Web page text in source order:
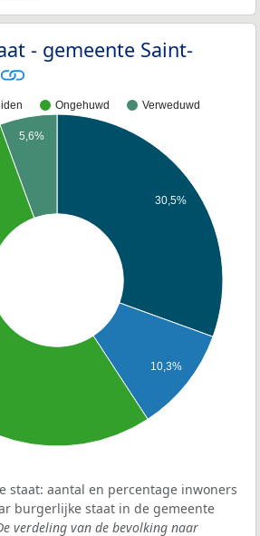
- gemeente Saint-
Ongehuwd Verweduwd
30,5%
10,3%
5,6%
staat: aantal en percentage inwoners
burgerlijke staat in de gemeente
verdeling van de bevolking naar